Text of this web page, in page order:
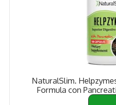
NaturalSlim.
Formula con